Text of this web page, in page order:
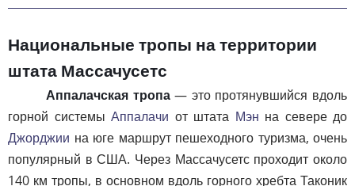
Национальные тропы на территории
штата Массачусетс
Аппалачская тропа— это протянувшийся вдоль
горной системы Аппалачи от штата Мэн на севере до
Джорджии на юге маршрут пешеходного туризма, очень
популярный в США. Через Массачусетс проходит около
140 км тропы, в основном вдоль горного хребта Таконик